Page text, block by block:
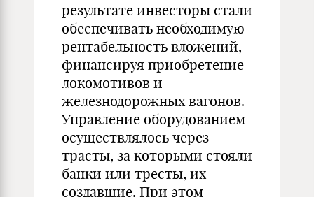
результате инвесторы стали
обеспечивать необходимую
рентабельность вложений,
финансируя приобретение
локомотивов и
железнодорожных вагонов.
Управление оборудованием
осуществлялось через
трасты, за которыми стояли
банки или тресты, их
создавшие. При этом